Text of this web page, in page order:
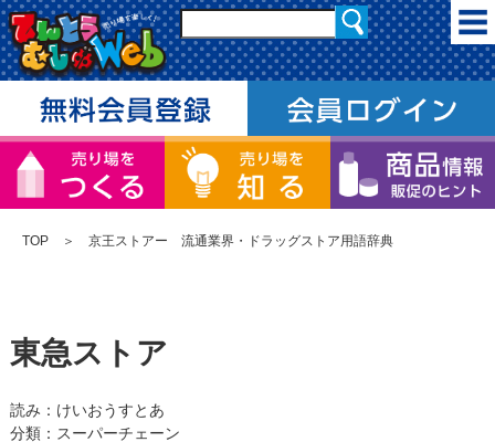
TOP ＞ 京王ストアー 流通業界・ドラッグストア用語辞典
東急ストア
読み：けいおうすとあ
分類：スーパーチェーン